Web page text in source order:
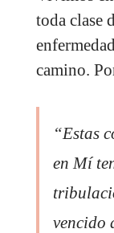
toda clase
camino.
“Estas
en Mí
vencido